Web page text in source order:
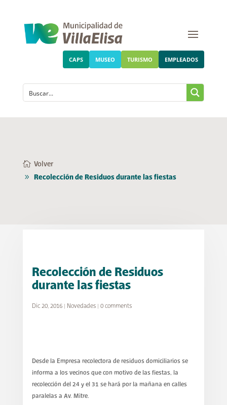
CAPS MUSEO TURISMO EMPLEADOS
Volver
Recolección de Residuos durante las fiestas
Recolección de Residuos
durante las fiestas
Dic 20, 2016| Novedades| 0 comments
Desde la Empresa recolectora de residuos domiciliarios se
informa a los vecinos que con motivo de las fiestas, la
recolección del 24 y el 31 se hará por la mañana en calles
paralelas a Av. Mitre.